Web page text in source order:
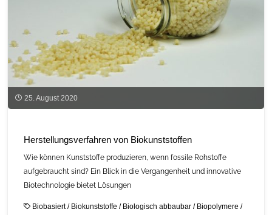
25. August 2020
Herstellungsverfahren von Biokunststoffen
Wie können Kunststoffe produzieren, wenn fossile Rohstoffe
aufgebraucht sind? Ein Blick in die Vergangenheit und innovative
Biotechnologie bietet Lösungen
Biobasiert/ Biokunststoffe / Biologisch abbaubar / Biopolymere /